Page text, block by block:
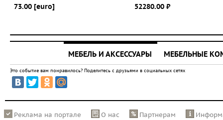
73.00 [euro] 52280.00 ⃏
МЕБЕЛЬ И АКСЕССУАРЫ МЕБЕЛЬНЫЕ
Это событие вам понравилось? Поделитесь с друзьями в социальных сетях
Реклама на портале О нас Партнерам